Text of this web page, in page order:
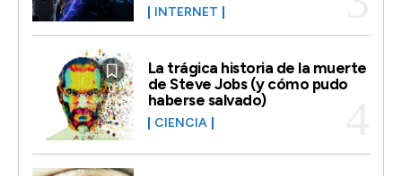
INTERNET
La trágica historia de la muerte
de Steve Jobs (y cómo pudo
haberse salvado)
CIENCIA